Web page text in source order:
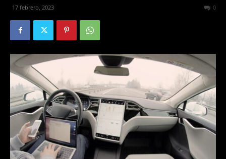
17 febrero, 2023 0